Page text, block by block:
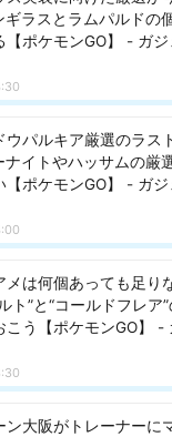
ギラスとラムパルドの
【ポケモンGO】 - ガジ
ウパルキア厳選のラス
ナイトやハッサムの厳
【ポケモンGO】 - ガジ
メは何個あっても足り
ト”と“コールドフレア
こう【ポケモンGO】 -
ン大阪がトレーナーに